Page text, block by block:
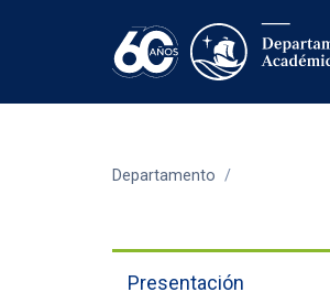
Departamento /
Presentación